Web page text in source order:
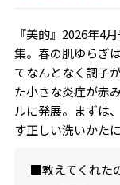
『美的』2026年4
集。春の肌ゆらぎ
てなんとなく調子
た小さな炎症が赤
ルに発展。まずは
す正しい洗いかた
■教えてくれた